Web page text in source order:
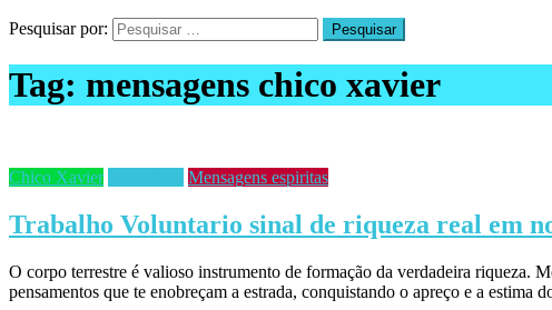
Pesquisar por:
Tag: mensagens chico xavier
Chico Xavier Mensagens espiritas
Trabalho Voluntario sinal de riqueza real em
O corpo terrestre é valioso instrumento de formação da verdadeira riqueza.
pensamentos que te enobreçam a estrada, conquistando o apreço e a